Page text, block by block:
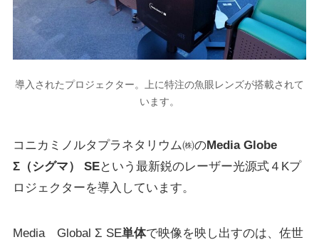
導入されたプロジェクター。上に特注の魚眼レンズが搭載されて
います。
コニカミノルタプラネタリウム㈱のMedia Globe
Σ（シグマ） SEという最新鋭のレーザー光源式４Kプ
ロジェクターを導入しています。
Media Global Σ SE単体で映像を映し出すのは、 佐世